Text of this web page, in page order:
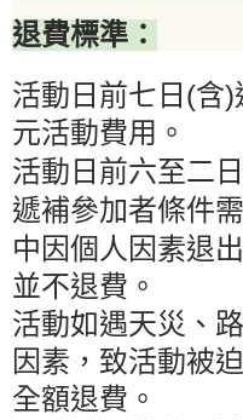
退費標準：
活動日前七日 (含)
元活動費用。
活動日前六至二
遞補參加者條件
中因個人因素退出
並不退費。
活動如遇天災、
因素，致活動被
全額退費。